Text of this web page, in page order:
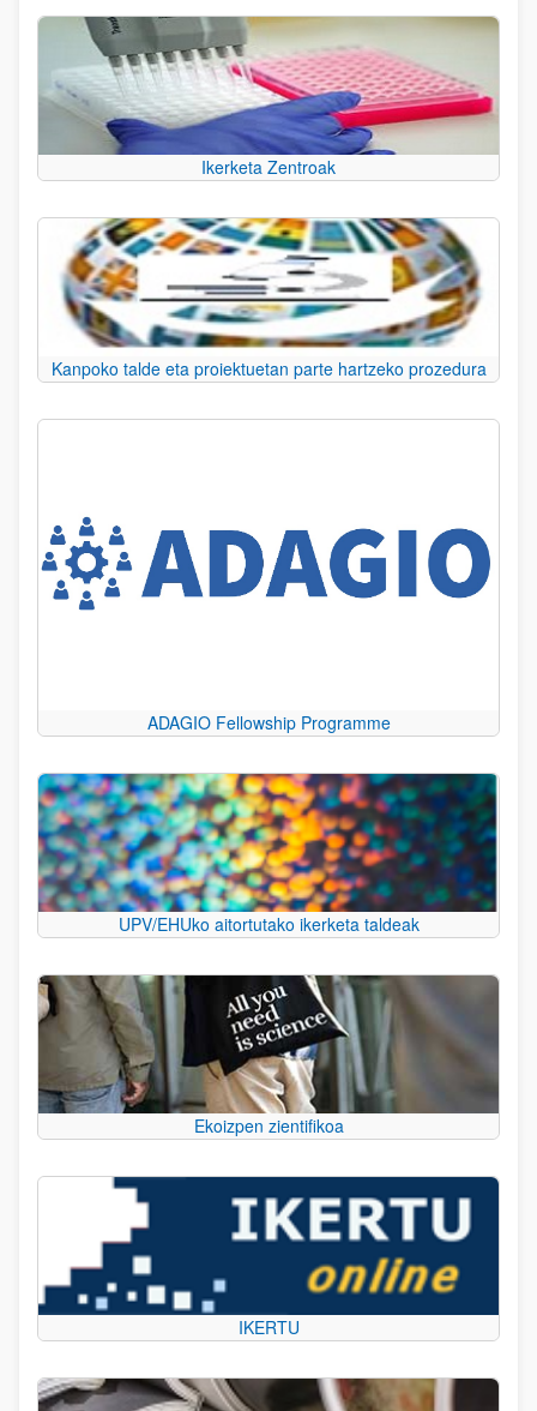
Ikerketa Zentroak
Kanpoko talde eta proiektuetan parte hartzeko prozedura
ADAGIO Fellowship Programme
UPV/EHUko aitortutako ikerketa taldeak
Ekoizpen zientifikoa
IKERTU